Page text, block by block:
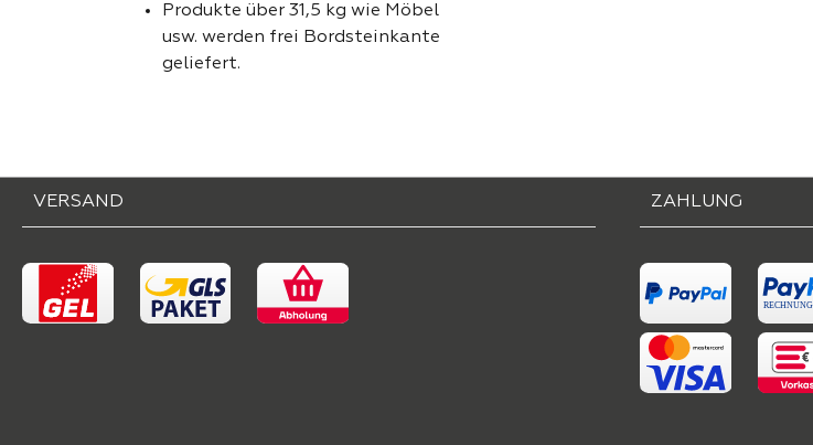
Produkte über 31,5 kg wie Möbel
usw. werden frei Bordsteinkante
geliefert.
VERSAND ZAHLUNG